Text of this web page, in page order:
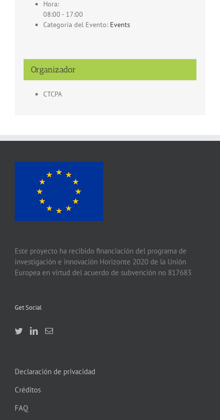
Hora:
08:00 - 17:00
Categoría del Evento: Events
Organizador
CTCPA
Este proyecto ha recibido financiación del programa de
investigación e innovación Horizonte 2020 de la Unión
Europea en virtud del acuerdo de subvención no 817683
Get Social
Declaración de privacidad
Créditos
FAQ